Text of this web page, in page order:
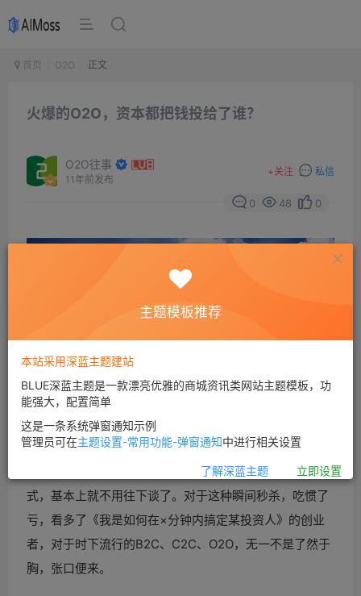
首页 O2O 正文
火爆的O2O，资本都把钱投给了谁？
O2O往事
11年前发布
+关注 私信
0 48 0
创业者，大家开口不谈商业模
式，基本上就不用往下谈了。对于这种瞬间秒杀，吃惯了
亏，看多了《我是如何在×分钟内搞定某投资人》的创业
者，对于时下流行的B2C、C2C、 O2O，无一不是了然于
胸，张口便来。
主题模板推荐
本站采用深蓝主题建站
BLUE深蓝主题是一款漂亮优雅的商城资讯类网站主题模板，功
能强大，配置简单
这是一条系统弹窗通知示例
管理员可在主题设置-常用功能-弹窗通知中进行相关设置
了解深蓝主题 立即设置